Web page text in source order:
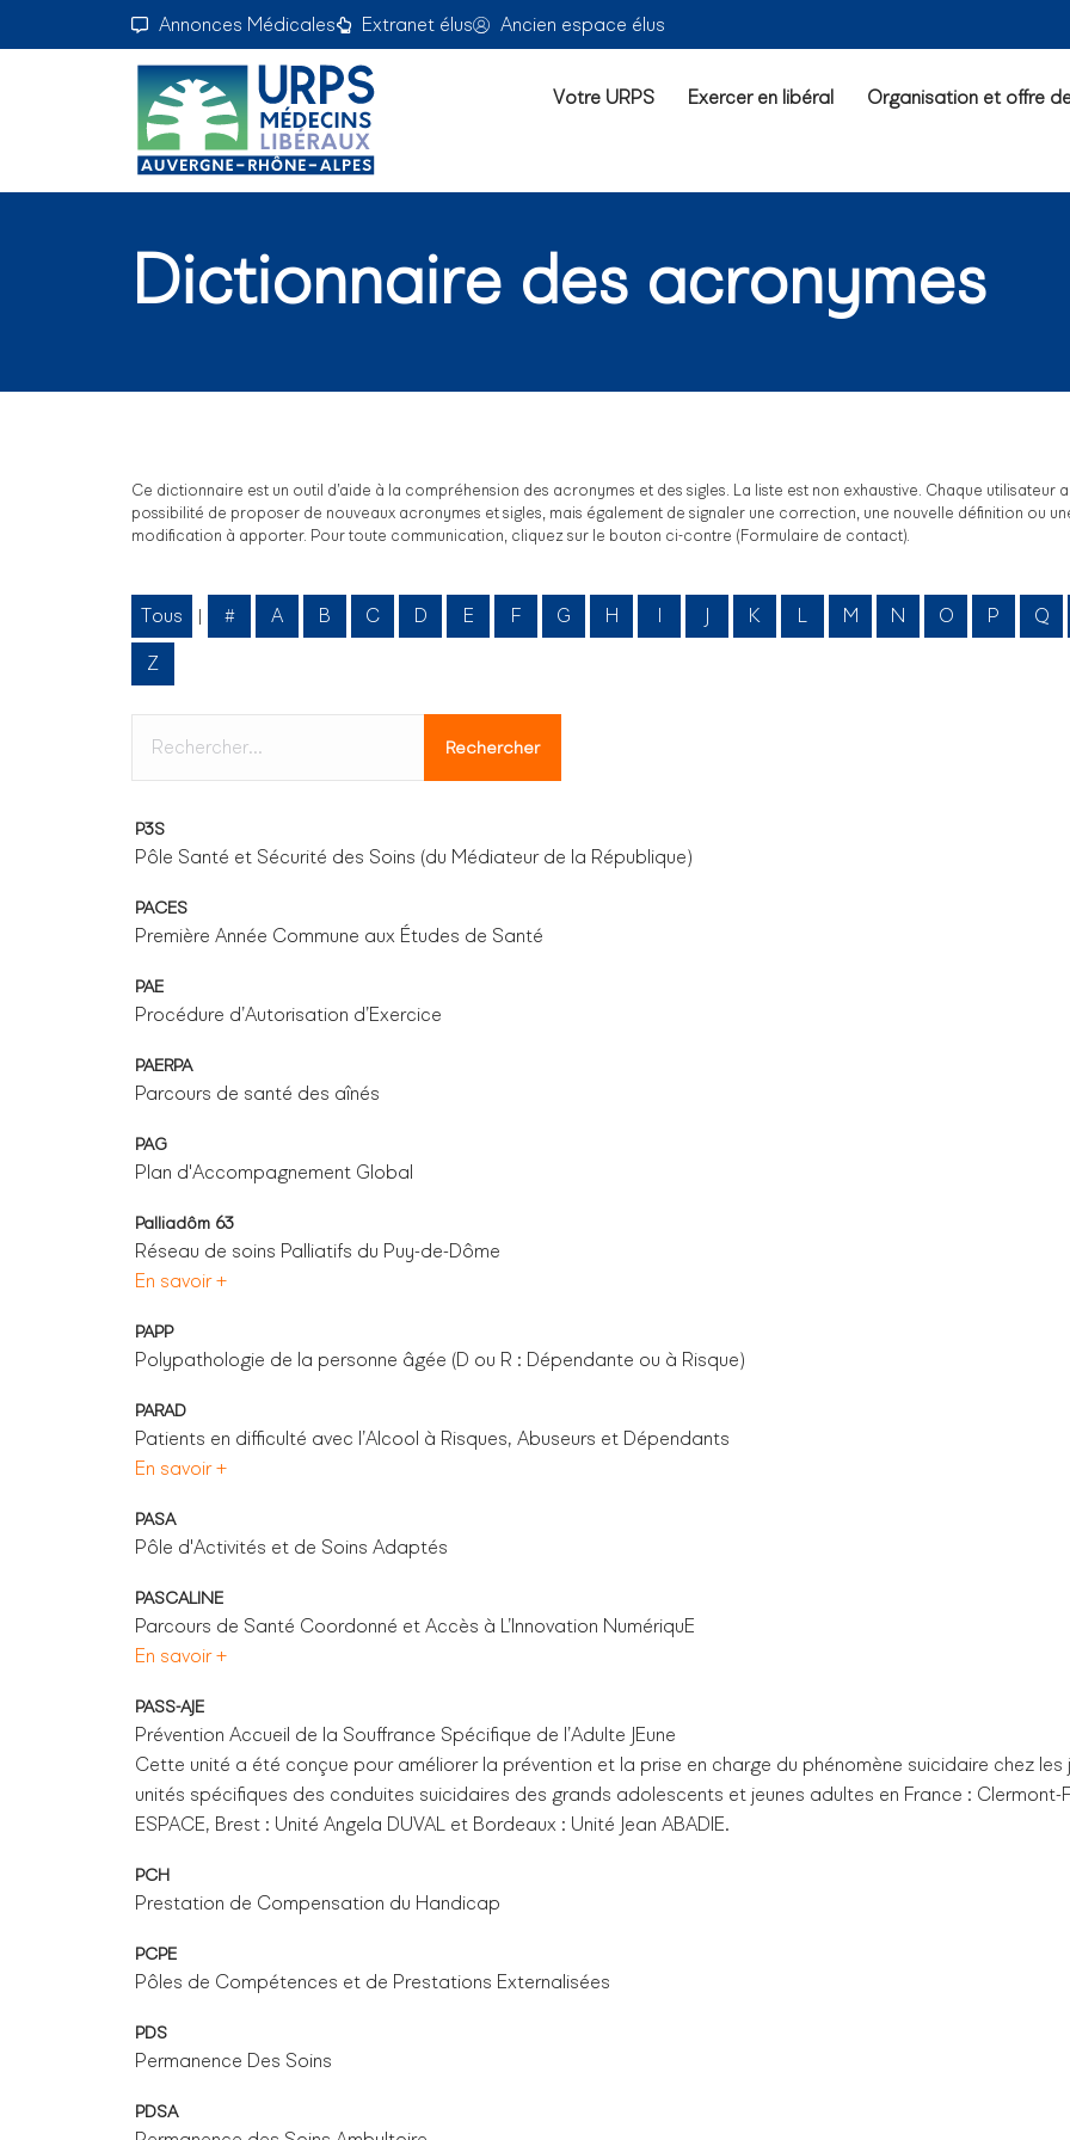
Annonces Médicales Extranet élus Ancien espace élus
Votre URPS Exercer en libéral Organisation et offre
Dictionnaire des acronymes
Ce dictionnaire est un outil d’aide à la compréhension des acronymes et des sigles. La liste est non exhaustive. Chaque utilisateur
possibilité de proposer de nouveaux acronymes et sigles, mais également de signaler une correction, une nouvelle définition ou
modification à apporter. Pour toute communication, cliquez sur le bouton ci-contre (Formulaire de contact).
Tous | # A B C D E F G H I J K L M N O P Q
Z
P3S
Pôle Santé et Sécurité des Soins (du Médiateur de la République)
PACES
Première Année Commune aux Études de Santé
PAE
Procédure d’Autorisation d’Exercice
PAERPA
Parcours de santé des aînés
PAG
Plan d'Accompagnement Global
Palliadôm 63
Réseau de soins Palliatifs du Puy-de-Dôme
En savoir +
PAPP
Polypathologie de la personne âgée (D ou R : Dépendante ou à Risque)
PARAD
Patients en difficulté avec l’Alcool à Risques, Abuseurs et Dépendants
En savoir +
PASA
Pôle d'Activités et de Soins Adaptés
PASCALINE
Parcours de Santé Coordonné et Accès à L’Innovation NumériquE
En savoir +
PASS-AJE
Prévention Accueil de la Souffrance Spécifique de l’Adulte JEune
Cette unité a été conçue pour améliorer la prévention et la prise en charge du phénomène suicidaire chez les
unités spécifiques des conduites suicidaires des grands adolescents et jeunes adultes en France : Clermont-
ESPACE, Brest : Unité Angela DUVAL et Bordeaux : Unité Jean ABADIE.
PCH
Prestation de Compensation du Handicap
PCPE
Pôles de Compétences et de Prestations Externalisées
PDS
Permanence Des Soins
PDSA